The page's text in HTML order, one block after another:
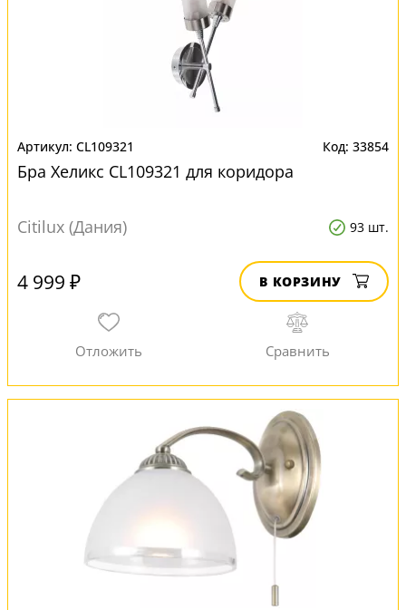
CL109321 33854
Бра Хеликс CL109321 для коридора
Citilux (Дания) 93 шт.
4 999 ₽ В КОРЗИНУ